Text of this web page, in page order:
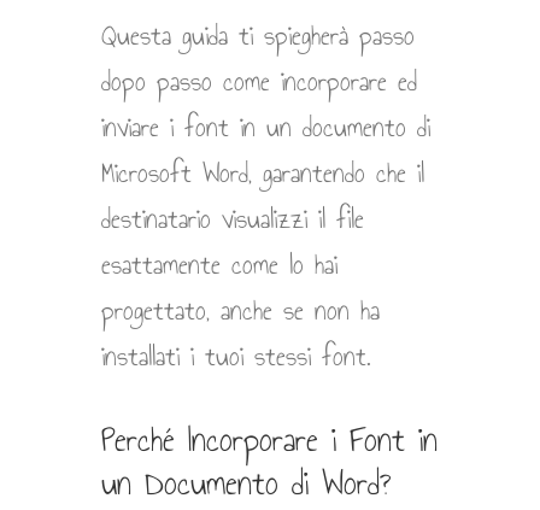
Questa guida ti spiegherà passo
dopo passo come incorporare ed
inviare i font in un documento di
Microsoft Word, garantendo che il
destinatario visualizzi il file
esattamente come lo hai
progettato, anche se non ha
installati i tuoi stessi font.
Perché Incorporare i Font in
un Documento di Word?